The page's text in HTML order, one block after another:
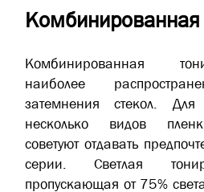
Комбинированная
Комбинированная
наиболее
затемнения стекол. Для
несколько видов
советуют отдавать
серии. Светлая
пропускающая от 75%